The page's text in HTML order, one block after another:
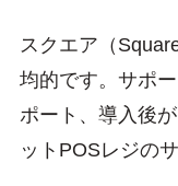
スクエア（
均的です。サポ
ポート、導入後
ットPOSレジの